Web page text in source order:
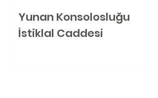
Yunan Konsolosluğu
İstiklal Caddesi